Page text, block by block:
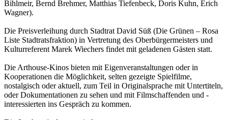
Bihlmeir, Bernd Brehmer, Matthias Tiefenbeck, Doris Kuhn, Erich
Wagner).
Die Preisverleihung durch Stadtrat David Süß (Die Grünen – Rosa
Liste Stadtratsfraktion) in Vertretung des Oberbürgermeisters und
Kulturreferent Marek Wiechers findet mit geladenen Gästen statt.
Die Arthouse-Kinos bieten mit Eigenveranstaltungen oder in
Kooperationen die Möglichkeit, selten gezeigte Spielfilme,
nostalgisch oder aktuell, zum Teil in Originalsprache mit Untertiteln,
oder Dokumentationen zu sehen und mit Filmschaffenden und -
interessierten ins Gespräch zu kommen.